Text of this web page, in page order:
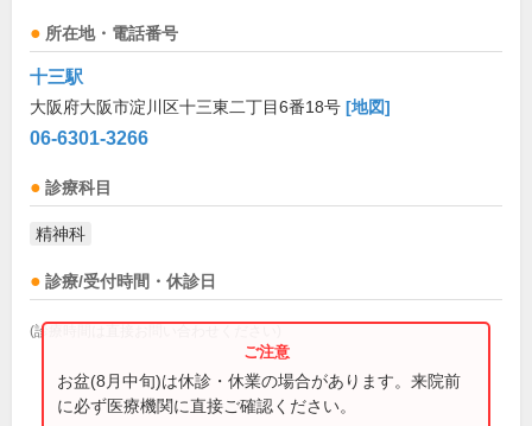
所在地・電話番号
十三駅
大阪府大阪市淀川区十三東二丁目6番18号 [地図]
06-6301-3266
診療科目
精神科
診療/受付時間・休診日
(診療時間は直接お問い合わせください)
お盆(8月中旬)は休診・休業の場合があります。来院前
に必ず医療機関に直接ご確認ください。